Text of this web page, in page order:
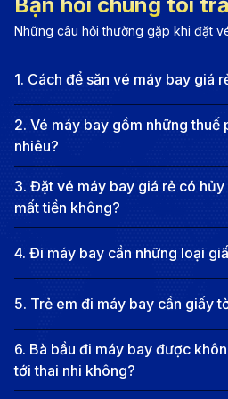
tìm hiểu về lịch sử và văn hóa
Không chỉ nổi bật với lâu đài
của vua Henri IV, thành phố
tàng, nhà hát và phòng triển
Pau cũng nổi tiếng với những
xanh mát và đại lộ Boulevard
Pyrenees hùng vĩ. Bên cạnh
với những đặc sản không thể
thành phố này. Dù bạn yêu
tận hưởng thiên nhiên hay trải
Pháp tinh tế, Pau luôn có
Thông tin chuyến
Pau
Những câu hỏi thường gặp khi đặt
1. Cách để săn vé máy bay giá
2. Vé máy bay gồm những thuế
nhiêu?
3. Đặt vé máy bay giá rẻ có
mất tiền không?
4. Đi máy bay cần những loại
5. Trẻ em đi máy bay cần giấy
6. Bà bầu đi máy bay được
tới thai nhi không?